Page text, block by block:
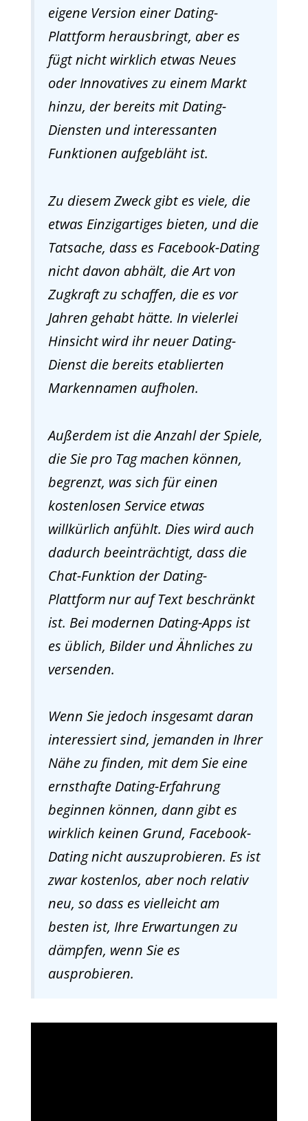
eigene Version einer Dating-
Plattform herausbringt, aber es
fügt nicht wirklich etwas Neues
oder Innovatives zu einem Markt
hinzu, der bereits mit Dating-
Diensten und interessanten
Funktionen aufgebläht ist.
Zu diesem Zweck gibt es viele, die
etwas Einzigartiges bieten, und die
Tatsache, dass es Facebook-Dating
nicht davon abhält, die Art von
Zugkraft zu schaffen, die es vor
Jahren gehabt hätte. In vielerlei
Hinsicht wird ihr neuer Dating-
Dienst die bereits etablierten
Markennamen aufholen.
Außerdem ist die Anzahl der Spiele,
die Sie pro Tag machen können,
begrenzt, was sich für einen
kostenlosen Service etwas
willkürlich anfühlt. Dies wird auch
dadurch beeinträchtigt, dass die
Chat-Funktion der Dating-
Plattform nur auf Text beschränkt
ist. Bei modernen Dating-Apps ist
es üblich, Bilder und Ähnliches zu
versenden.
Wenn Sie jedoch insgesamt daran
interessiert sind, jemanden in Ihrer
Nähe zu finden, mit dem Sie eine
ernsthafte Dating-Erfahrung
beginnen können, dann gibt es
wirklich keinen Grund, Facebook-
Dating nicht auszuprobieren. Es ist
zwar kostenlos, aber noch relativ
neu, so dass es vielleicht am
besten ist, Ihre Erwartungen zu
dämpfen, wenn Sie es
ausprobieren.